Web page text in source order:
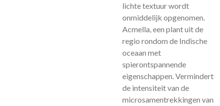
lichte textuur wordt
onmiddelijk opgenomen.
Acmella, een plant uit de
regio rondom de Indische
oceaan met
spierontspannende
eigenschappen. Vermindert
de intensiteit van de
microsamentrekkingen van